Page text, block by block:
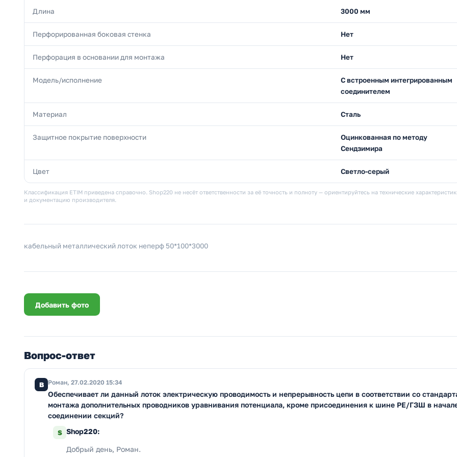
Длина 3000 мм
Перфорированная боковая стенка Нет
Перфорация в основании для монтажа Нет
Модель/исполнение
С встроенным интегрированным
соединителем
Материал Сталь
Защитное покрытие поверхности
Оцинкованная по методу
Сендзимира
Цвет Светло-серый
Классификация ETIM приведена справочно. Shop220 не несёт ответственности за её точность и полноту — ориентируйтесь на технические
и документацию производителя.
кабельный металлический лоток неперф 50*100*3000
Добавить фото
Вопрос-ответ
В Роман, 27.02.2020 15:34
Обеспечивает ли данный лоток электрическую проводимость и непрерывность цепи в соответствии со
монтажа дополнительных проводников уравнивания потенциала, кроме присоединения к шине PE/ГЗШ в
соединении секций?
S Shop220:
Добрый день, Роман.